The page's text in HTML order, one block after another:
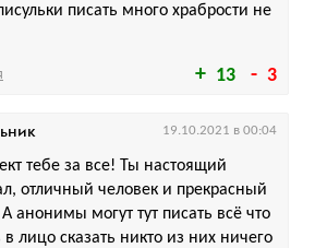
13 3
писать много храбрости не
тебе за все! Ты настоящий
отличный человек и прекрасный
анонимы могут тут писать всё что
лицо сказать никто из них ничего
19.10.2021 в 00:04